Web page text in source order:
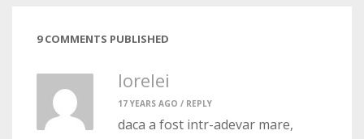
9 COMMENTS PUBLISHED
lorelei
17 YEARS AGO / REPLY
daca a fost intr-adevar mare,